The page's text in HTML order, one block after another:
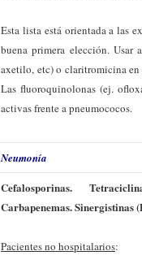
Esta lista está orientada a las
buena primera elección. Usar
axetilo, etc) o claritromicina en
Las fluoroquinolonas (ej.
activas frente a pneumococos.
Neumonía
Cefalosporinas.
Carbapenemas.
Pacientes no hospitalarios: